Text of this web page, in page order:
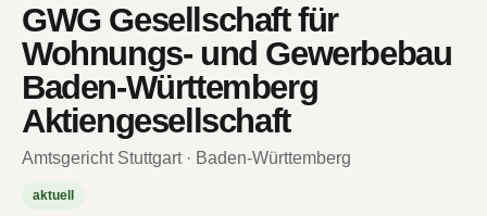
GWG Gesellschaft für
Wohnungs- und Gewerbebau
Baden-Württemberg
Aktiengesellschaft
Amtsgericht Stuttgart · Baden-Württemberg
aktuell